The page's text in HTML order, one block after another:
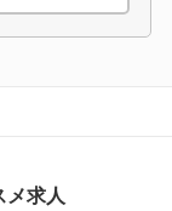
メ求人